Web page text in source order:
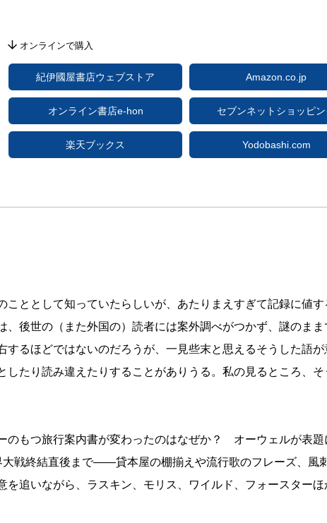
オンラインで購入
紀伊國屋書店ウェブストア Amazon.co.jp
オンライン書店e-hon セブンネットショッピ
楽天ブックス Yodobashi.com
こととして知っていたらしいが、あたりまえすぎて記録に値
後世の（また外国の）読者には案外調べがつかず、謎のま
するほどではないのだろうが、一見些末と思えるそうした語
たり読み違えたりすることがありうる。私の見るところ、
のもつ旅行案内書が変わったのはなぜか？ オーウェルが表
戦終結直後まで——貸本屋の棚揃えや流行歌のフレーズ、風
追いながら、ラスキン、モリス、ワイルド、フォースター